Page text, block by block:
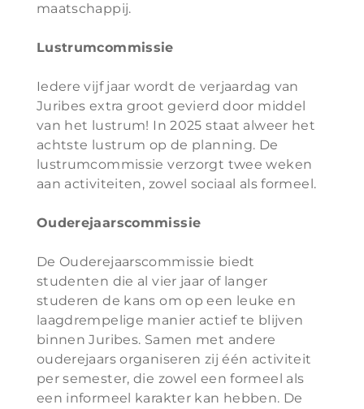
maatschappij.
Lustrumcommissie
Iedere vijf jaar wordt de verjaardag van
Juribes extra groot gevierd door middel
van het lustrum! In 2025 staat alweer het
achtste lustrum op de planning. De
lustrumcommissie verzorgt twee weken
aan activiteiten, zowel sociaal als formeel.
Ouderejaarscommissie
De Ouderejaarscommissie biedt
studenten die al vier jaar of langer
studeren de kans om op een leuke en
laagdrempelige manier actief te blijven
binnen Juribes. Samen met andere
ouderejaars organiseren zij één activiteit
per semester, die zowel een formeel als
een informeel karakter kan hebben. De